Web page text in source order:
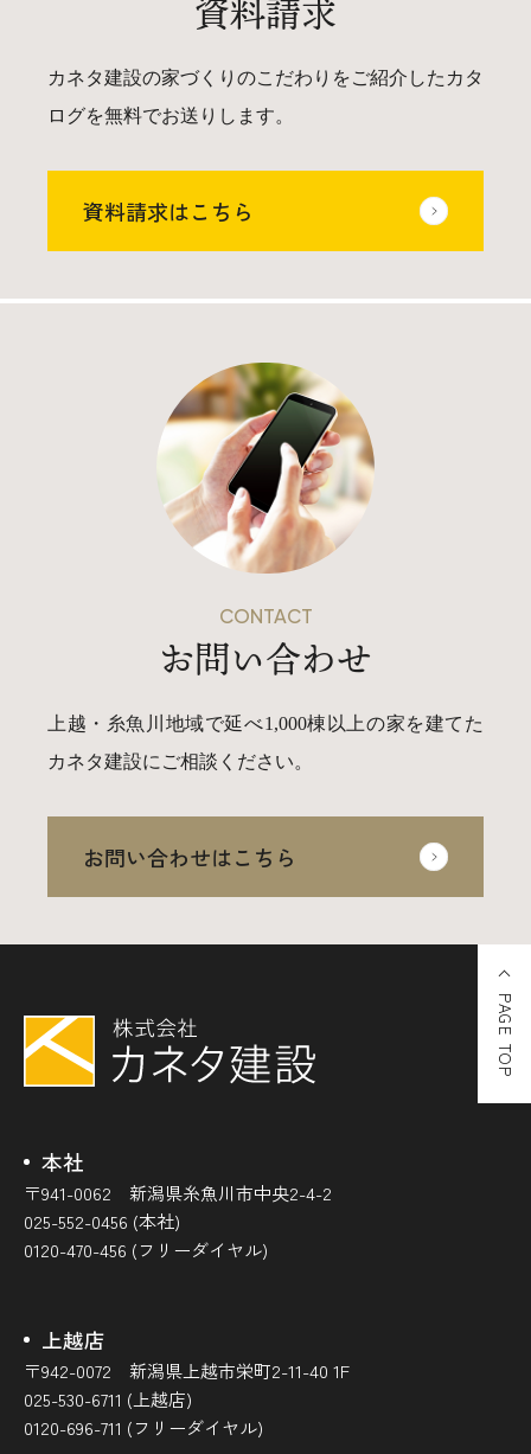
資料請求
カネタ建設の家づくりのこだわりをご紹介したカタ
ログを無料でお送りします。
資料請求はこちら
CONTACT
お問い合わせ
上越・糸魚川地域で延べ1,000棟以上の家を建てた
カネタ建設にご相談ください。
お問い合わせはこちら
本社
〒941-0062 新潟県糸魚川市中央2-4-2
025-552-0456 (本社)
0120-470-456 (フリーダイヤル)
上越店
〒942-0072 新潟県上越市栄町2-11-40 1F
025-530-6711 (上越店)
0120-696-711 (フリーダイヤル)
PAGE TOP